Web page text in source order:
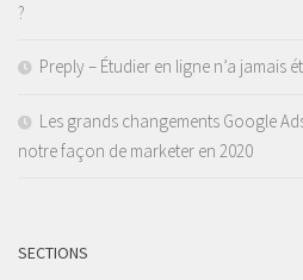
?
Preply – Étudier en ligne n’a jamais
Les grands changements Google
notre façon de marketer en 2020
SECTIONS